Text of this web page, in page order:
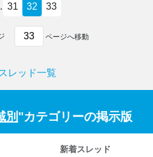
31 32 33
ページへ移動
レッド一覧
別 "カテゴリーの掲示版
新着スレッド